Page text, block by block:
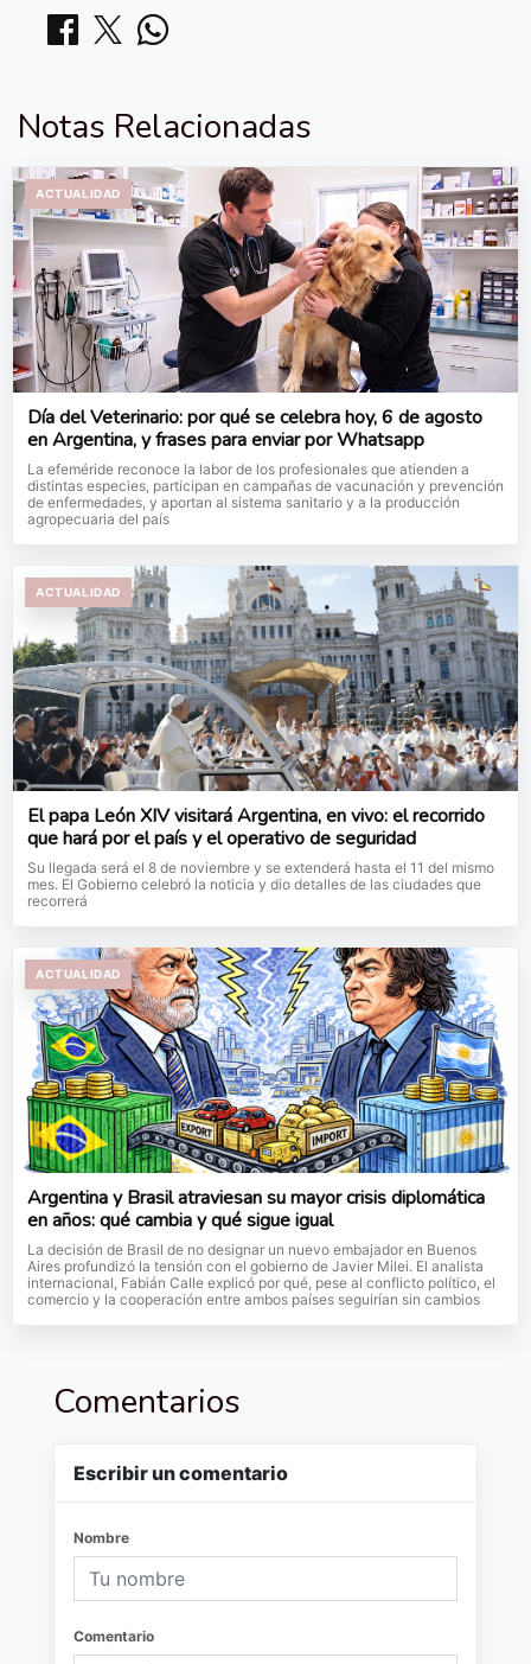
Notas Relacionadas
ACTUALIDAD
Día del Veterinario: por qué se celebra hoy, 6 de agosto
en Argentina, y frases para enviar por Whatsapp
La efeméride reconoce la labor de los profesionales que atienden a
distintas especies, participan en campañas de vacunación y prevención
de enfermedades, y aportan al sistema sanitario y a la producción
agropecuaria del país
ACTUALIDAD
El papa León XIV visitará Argentina, en vivo: el recorrido
que hará por el país y el operativo de seguridad
Su llegada será el 8 de noviembre y se extenderá hasta el 11 del mismo
mes. El Gobierno celebró la noticia y dio detalles de las ciudades que
recorrerá
ACTUALIDAD
Argentina y Brasil atraviesan su mayor crisis diplomática
en años: qué cambia y qué sigue igual
La decisión de Brasil de no designar un nuevo embajador en Buenos
Aires profundizó la tensión con el gobierno de Javier Milei. El analista
internacional, Fabián Calle explicó por qué, pese al conflicto político, el
comercio y la cooperación entre ambos países seguirían sin cambios
Comentarios
Escribir un comentario
Nombre
Comentario